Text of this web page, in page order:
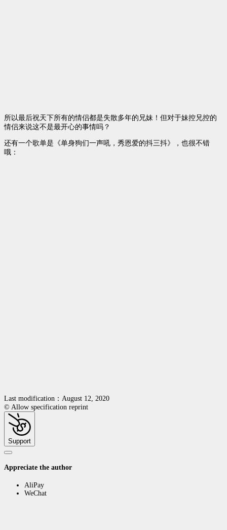
所以最后祝天下所有的情侣都是失散多年的兄妹！但对于妹控兄控的
情侣来说这不是最开心的事情吗？
还有一个歌单是《单身狗们一声吼，秀恩爱的抖三抖》，也很不错
哦：
Last modification：August 12, 2020
© Allow specification reprint
Support
Appreciate the author
AliPay
WeChat